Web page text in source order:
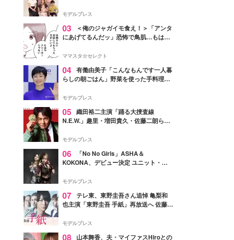
よ！」
モデルプレス
03
＜俺のジャガイモ食え！＞「アンタ
にあげてるんだッ」恐怖で鳥肌…もはや
ママスタ☆セレクト
04 有働由美子「こんなもんです一人暮
らしの朝ごはん」野菜を使った手料理公
そう」と反響
モデルプレス
05 織田裕二主演「踊る大捜査線
N.E.W.」趣里・増田貴久・佐藤二朗ら新
徴する“謎のキーワード”も
モデルプレス
06
「No No Girls」ASHA＆
KOKONA、デビュー決定 ユニット・
リリースへ
モデルプレス
07 テレ東、東野圭吾さん追悼 亀梨和
也主演「東野圭吾 手紙」再放送へ 佐藤隆
モデルプレス
08
山本舞香、夫・マイファスHiroとの